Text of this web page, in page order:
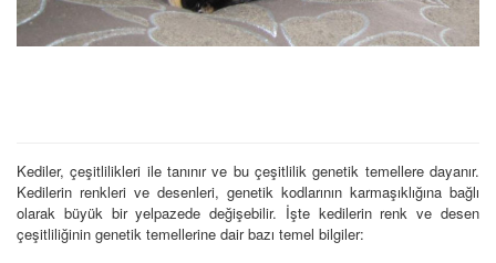
Kediler, çeşitlilikleri ile tanınır ve bu çeşitlilik genetik temellere dayanır.
Kedilerin renkleri ve desenleri, genetik kodlarının karmaşıklığına bağlı
olarak büyük bir yelpazede değişebilir. İşte kedilerin renk ve desen
çeşitliliğinin genetik temellerine dair bazı temel bilgiler: